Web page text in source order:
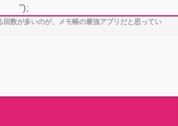
");
数が多いのが、メモ帳の最強アプリだと思ってい